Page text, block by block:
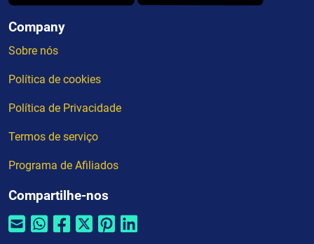
Company
Sobre nós
Política de cookies
Política de Privacidade
Termos de serviço
Programa de Afiliados
Compartilhe-nos